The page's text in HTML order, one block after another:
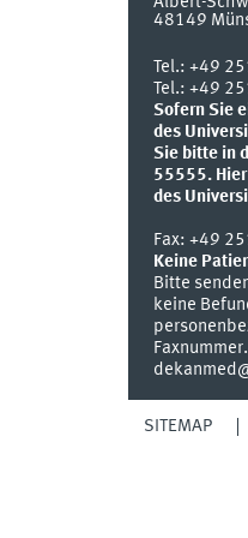
48149
Tel.: +49
Tel.: +49
Sofern Sie
des
Sie bitte in
55555.
des
Fax: +49
Keine
Bitte
keine
Faxnummer.
SITEMAP